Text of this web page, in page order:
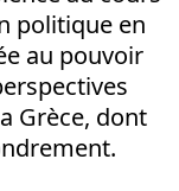
politique en
au pouvoir
Grèce, dont